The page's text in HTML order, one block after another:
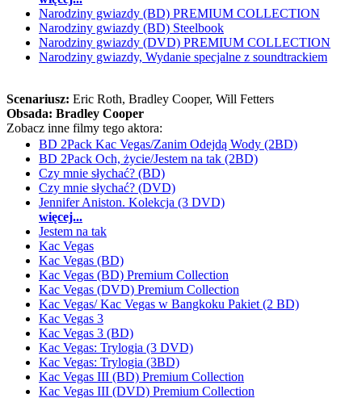
Narodziny gwiazdy (BD) PREMIUM COLLECTION
Narodziny gwiazdy (BD) Steelbook
Narodziny gwiazdy (DVD) PREMIUM COLLECTION
Narodziny gwiazdy, Wydanie specjalne z soundtrackiem
Scenariusz: Eric Roth, Bradley Cooper, Will Fetters
Obsada: Bradley Cooper
Zobacz inne filmy tego aktora:
BD 2Pack Kac Vegas/Zanim Odejdą Wody (2BD)
BD 2Pack Och, życie/Jestem na tak (2BD)
Czy mnie słychać? (BD)
Czy mnie słychać? (DVD)
Jennifer Aniston. Kolekcja (3 DVD)
więcej...
Jestem na tak
Kac Vegas
Kac Vegas (BD)
Kac Vegas (BD) Premium Collection
Kac Vegas (DVD) Premium Collection
Kac Vegas/ Kac Vegas w Bangkoku Pakiet (2 BD)
Kac Vegas 3
Kac Vegas 3 (BD)
Kac Vegas: Trylogia (3 DVD)
Kac Vegas: Trylogia (3BD)
Kac Vegas III (BD) Premium Collection
Kac Vegas III (DVD) Premium Collection